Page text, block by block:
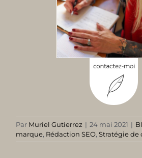
Par Muriel Gutierrez | 24 mai 2021 |
marque, Rédaction SEO,Stratégie de